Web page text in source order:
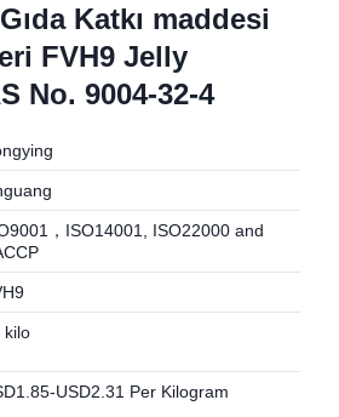
Katkı maddesi
FVH9 Jelly
No. 9004-32-4
，ISO14001, ISO22000 and
kilo
USD2.31 Per Kilogram